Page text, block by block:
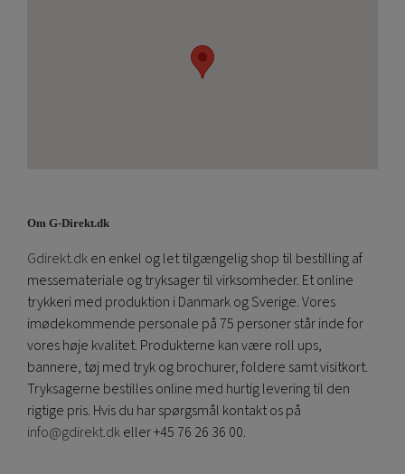
Om G-Direkt.dk
Gdirekt.dken enkel og let tilgængelig shop til bestilling af
messemateriale og tryksager til virksomheder. Et online
trykkeri med produktion i Danmark og Sverige. Vores
imødekommende personale på 75 personer står inde for
vores høje kvalitet. Produkterne kan være roll ups,
bannere, tøj med tryk og brochurer, foldere samt visitkort.
Tryksagerne bestilles online med hurtig levering til den
rigtige pris. Hvis du har spørgsmål kontakt os på
info@gdirekt.dkeller +45 76 26 36 00.